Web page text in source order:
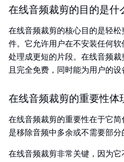
在线音频裁剪的目的是什
在线音频裁剪的核心目的是轻
件。它允许用户在不安装任何
处理成更短的片段。在线音频
且完全免费，同时能为用户的设
在线音频裁剪的重要性体
在线音频裁剪的重要性在于它
是移除音频中多余或不需要部分
在线音频裁剪非常关键，因为